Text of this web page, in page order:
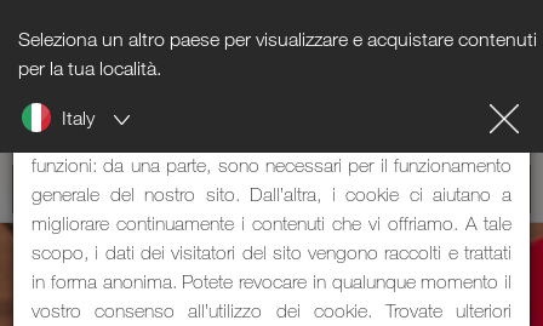
Seleziona un altro paese per visualizzare e acquistare contenuti
per la tua località.
Italy
Nota sui cookie
Il nostro sito web utilizza dei cookie. Questi svolgono due
funzioni: da una parte, sono necessari per il funzionamento
generale del nostro sito. Dall’altra, i cookie ci aiutano a
migliorare continuamente i contenuti che vi offriamo. A tale
scopo, i dati dei visitatori del sito vengono raccolti e trattati
in forma anonima. Potete revocare in qualunque momento il
vostro consenso all’utilizzo dei cookie. Trovate ulteriori